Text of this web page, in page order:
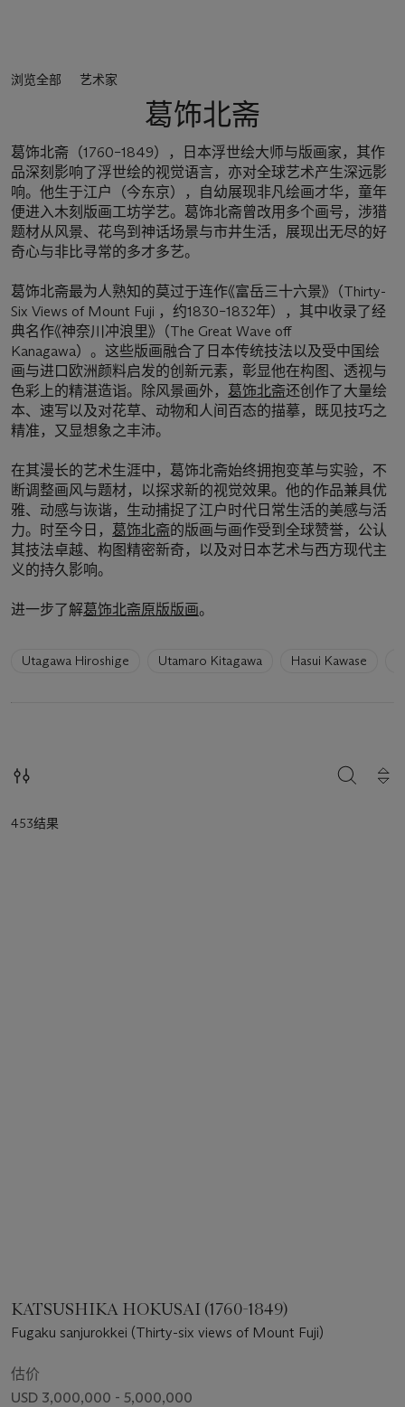
浏览全部 艺术家
葛饰北斋
葛饰北斋（1760–1849），日本浮世绘大师与版画家，其作
品深刻影响了浮世绘的视觉语言，亦对全球艺术产生深远影
响。他生于江户（今东京），自幼展现非凡绘画才华，童年
便进入木刻版画工坊学艺。葛饰北斋曾改用多个画号，涉猎
题材从风景、花鸟到神话场景与市井生活，展现出无尽的好
奇心与非比寻常的多才多艺。
葛饰北斋最为人熟知的莫过于连作《富岳三十六景》（Thirty-
Six Views of Mount Fuji ，约1830–1832年），其中收录了经
典名作《神奈川冲浪里》（The Great Wave off
Kanagawa）。这些版画融合了日本传统技法以及受中国绘
画与进口欧洲颜料启发的创新元素，彰显他在构图、透视与
色彩上的精湛造诣。除风景画外， 葛饰北斋还创作了大量绘
本、速写以及对花草、动物和人间百态的描摹，既见技巧之
精准，又显想象之丰沛。
在其漫长的艺术生涯中，葛饰北斋始终拥抱变革与实验，不
断调整画风与题材，以探求新的视觉效果。他的作品兼具优
雅、动感与诙谐，生动捕捉了江户时代日常生活的美感与活
力。时至今日， 葛饰北斋的版画与画作受到全球赞誉，公认
其技法卓越、构图精密新奇，以及对日本艺术与西方现代主
义的持久影响。
进一步了解葛饰北斋原版版画。
artists
Utagawa Hiroshige Utamaro Kitagawa Hasui Kawase
453结果
搜索
KATSUSHIKA HOKUSAI (1760-1849)
Fugaku sanjurokkei (Thirty-six views of Mount Fuji)
估价
USD 3,000,000 - 5,000,000